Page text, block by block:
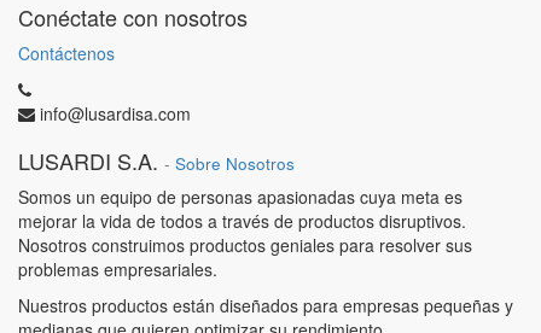
Conéctate con nosotros
Contáctenos
info@lusardisa.com
LUSARDI S.A. - Sobre Nosotros
Somos un equipo de personas apasionadas cuya meta es
mejorar la vida de todos a través de productos disruptivos.
Nosotros construimos productos geniales para resolver sus
problemas empresariales.
Nuestros productos están diseñados para empresas pequeñas y